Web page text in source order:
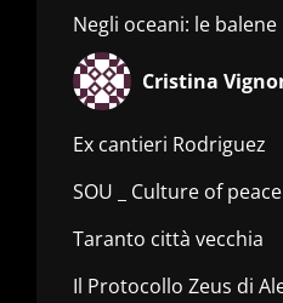
Negli oceani: le balene
Cristina
Ex cantieri Rodriguez
SOU _ Culture of peace
Taranto città vecchia
Il Protocollo Zeus di